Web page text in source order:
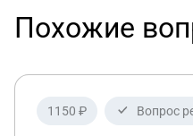
Похожие
1150 ₽ Вопрос